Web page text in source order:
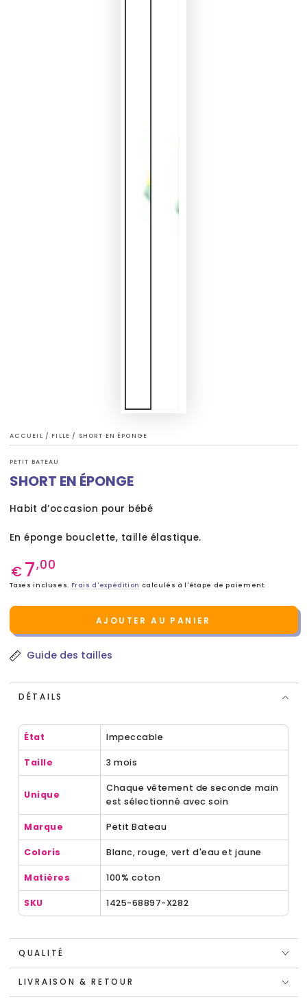
ACCUEIL / FILLE / SHORT EN ÉPONGE
PETIT BATEAU
SHORT EN ÉPONGE
Habit d’occasion pour bébé
En éponge bouclette, taille élastique.
Prix
normal
€ 7,00
Taxes incluses. Frais d'expédition calculés à l'étape de paiement.
AJOUTER AU PANIER
Guide des tailles
DÉTAILS
État Impeccable
Taille 3 mois
Unique
Chaque vêtement de seconde main
est sélectionné avec soin
Marque Petit Bateau
Coloris Blanc, rouge, vert d'eau et jaune
Matières 100% coton
SKU 1425-68897-X282
QUALITÉ
LIVRAISON & RETOUR